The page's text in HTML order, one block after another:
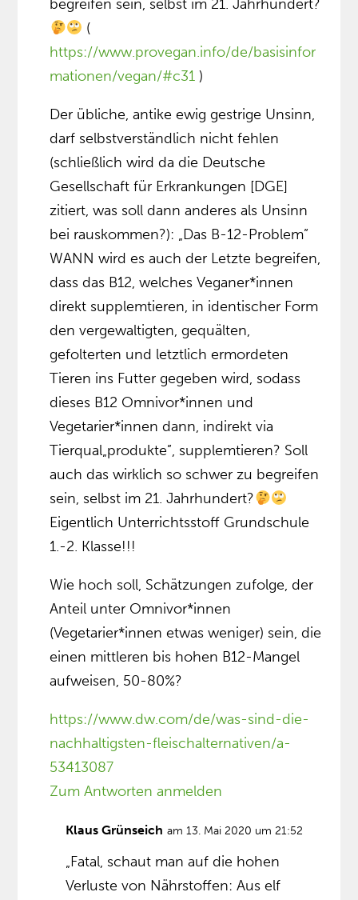
begreifen sein, selbst im 21. Jahrhundert?
(
https://www.provegan.info/de/basisinfor
mationen/vegan/#c31 )
Der übliche, antike ewig gestrige Unsinn,
darf selbstverständlich nicht fehlen
(schließlich wird da die Deutsche
Gesellschaft für Erkrankungen [DGE]
zitiert, was soll dann anderes als Unsinn
bei rauskommen?): „Das B-12-Problem”
WANN wird es auch der Letzte begreifen,
dass das B12, welches Veganer*innen
direkt supplemtieren, in identischer Form
den vergewaltigten, gequälten,
gefolterten und letztlich ermordeten
Tieren ins Futter gegeben wird, sodass
dieses B12 Omnivor*innen und
Vegetarier*innen dann, indirekt via
Tierqual„produkte”, supplemtieren? Soll
auch das wirklich so schwer zu begreifen
sein, selbst im 21. Jahrhundert?
Eigentlich Unterrichtsstoff Grundschule
1.-2. Klasse!!!
Wie hoch soll, Schätzungen zufolge, der
Anteil unter Omnivor*innen
(Vegetarier*innen etwas weniger) sein, die
einen mittleren bis hohen B12-Mangel
aufweisen, 50-80%?
https://www.dw.com/de/was-sind-die-
nachhaltigsten-fleischalternativen/a-
53413087
Zum Antworten anmelden
Klaus Grünseich am 13. Mai 2020 um 21:52
„Fatal, schaut man auf die hohen
Verluste von Nährstoffen: Aus elf